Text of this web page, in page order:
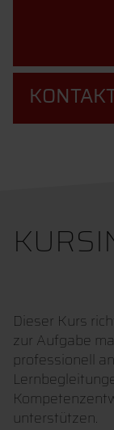
Dieser Kurs
zur Aufgabe
professionell
unterstützen.